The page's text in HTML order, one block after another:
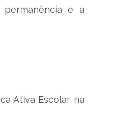
e a
Ativa Escolar na